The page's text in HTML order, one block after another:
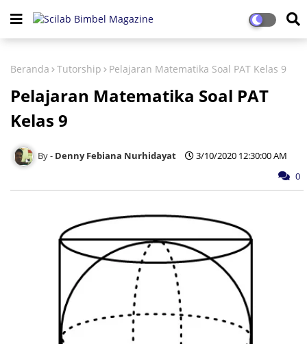
Beranda Tutorship Pelajaran Matematika Soal PAT Kelas 9
Pelajaran Matematika Soal PAT
Kelas 9
Denny Febiana Nurhidayat
3/10/2020 12:30:00 AM
0